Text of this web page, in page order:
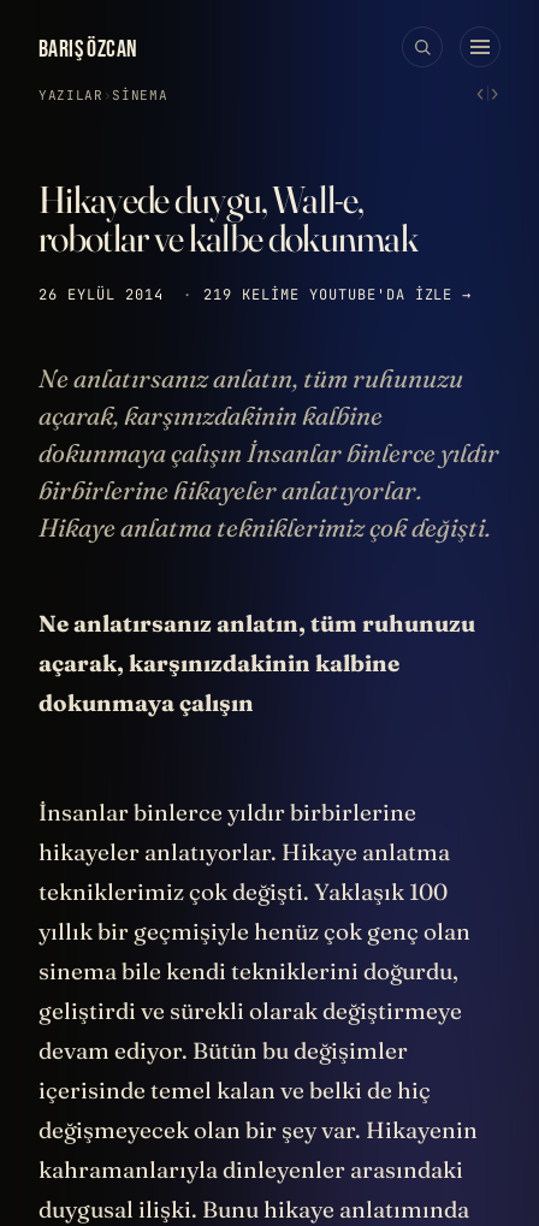
BARIŞ ÖZCAN
YAZILAR › SINEMA ‹›
Hikayede duygu, Wall-e,
robotlar ve kalbe dokunmak
26 EYLÜL 2014 · 219 KELIME YOUTUBE'DA IZLE →
Ne anlatırsanız anlatın, tüm ruhunuzu
açarak, karşınızdakinin kalbine
dokunmaya çalışın İnsanlar binlerce yıldır
birbirlerine hikayeler anlatıyorlar.
Hikaye anlatma tekniklerimiz çok değişti.
Ne anlatırsanız anlatın, tüm ruhunuzu
açarak, karşınızdakinin kalbine
dokunmaya çalışın
İnsanlar binlerce yıldır birbirlerine
hikayeler anlatıyorlar. Hikaye anlatma
tekniklerimiz çok değişti. Yaklaşık 100
yıllık bir geçmişiyle henüz çok genç olan
sinema bile kendi tekniklerini doğurdu,
geliştirdi ve sürekli olarak değiştirmeye
devam ediyor. Bütün bu değişimler
içerisinde temel kalan ve belki de hiç
değişmeyecek olan bir şey var. Hikayenin
kahramanlarıyla dinleyenler arasındaki
duygusal ilişki. Bunu hikaye anlatımında